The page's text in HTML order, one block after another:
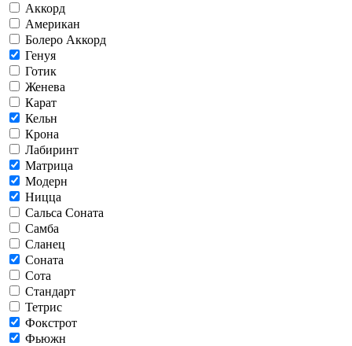
Аккорд
Американ
Болеро Аккорд
Генуя
Готик
Женева
Карат
Кельн
Крона
Лабиринт
Матрица
Модерн
Ницца
Сальса Соната
Самба
Сланец
Соната
Сота
Стандарт
Тетрис
Фокстрот
Фьюжн